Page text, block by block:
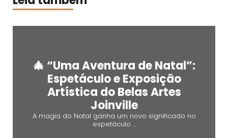
🎄 “Uma Aventura de Natal”:
Espetáculo e Exposição
Artística do Belas Artes
Joinville
A magia do Natal ganha um novo significado no
espetáculo ...